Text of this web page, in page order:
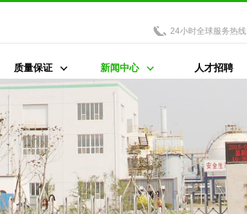
24小时全球服务热线
质量保证 新闻中心 人才招聘